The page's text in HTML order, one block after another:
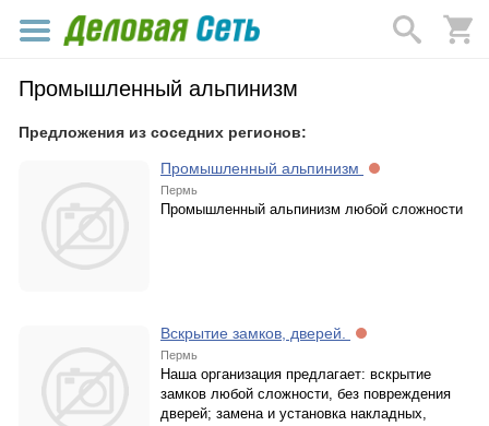
Промышленный альпинизм
Предложения из соседних регионов:
Промышленный альпинизм
Пермь
Промышленный альпинизм любой сложности
Вскрытие замков, дверей.
Пермь
Наша организация предлагает: вскрытие
замков любой сложности, без повреждения
дверей; замена и установка накладных,